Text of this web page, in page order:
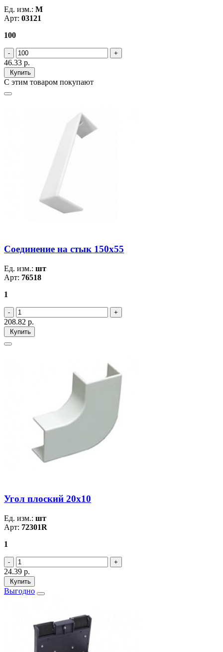
Ед. изм.: М
Арт: 03121
100
46.33 р.
Купить
С этим товаром покупают
Соединение на стык 150х55
Ед. изм.: шт
Арт: 76518
1
208.82 р.
Купить
Угол плоский 20х10
Ед. изм.: шт
Арт: 72301R
1
24.39 р.
Купить
Выгодно